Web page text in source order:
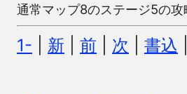
通常マップ8のステージ5の攻
1- 新 前 次 書込